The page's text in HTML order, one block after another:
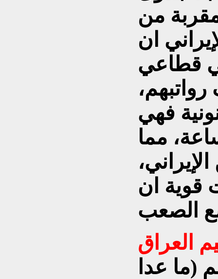
من
ان
قطاعي
فهي
مما
قوية ان
العراق
(ما عدا